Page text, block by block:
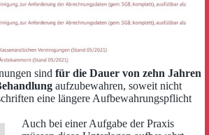
sind für die Dauer von zehn Jahren
aufzubewahren, soweit nicht
eine längere Aufbewahrungspflicht
Auch bei einer Aufgabe der Praxis